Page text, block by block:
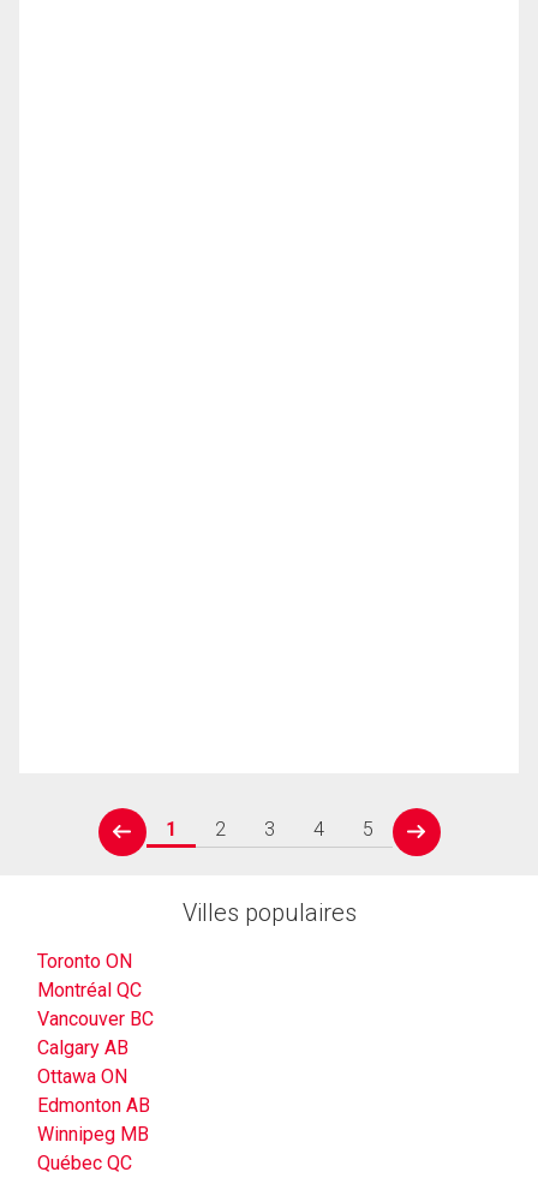
prev
1 2 3 4 5
next
Villes populaires
Toronto ON
Montréal QC
Vancouver BC
Calgary AB
Ottawa ON
Edmonton AB
Winnipeg MB
Québec QC